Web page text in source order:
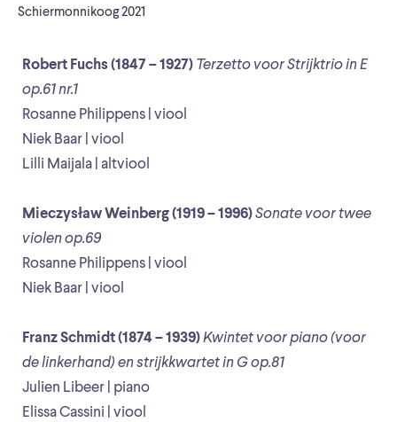
Robert Fuchs (1847 – 1927) Terzetto voor Strijktrio in E
op.61 nr.1
Rosanne Philippens | viool
Niek Baar | viool
Lilli Maijala | altviool
Mieczysław Weinberg (1919 – 1996)Sonate voor twee
violen op.69
Rosanne Philippens | viool
Niek Baar | viool
Franz Schmidt (1874 – 1939)Kwintet voor piano (voor
de linkerhand) en strijkkwartet in G op.81
Julien Libeer | piano
Elissa Cassini | viool
Schiermonnikoog 2021